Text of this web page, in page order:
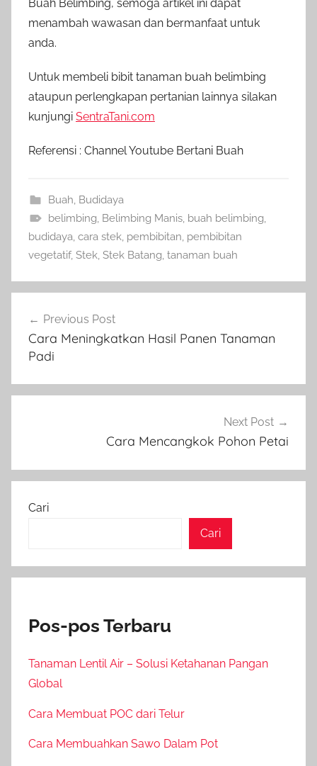
Buah Belimbing, semoga artikel ini dapat
menambah wawasan dan bermanfaat untuk
anda.
Untuk membeli bibit tanaman buah belimbing
ataupun perlengkapan pertanian lainnya silakan
kunjungi SentraTani.com
Referensi : Channel Youtube Bertani Buah
Buah Budidaya
belimbing Belimbing Manis, buah belimbing
budidaya cara stek pembibitan pembibitan
vegetatif, Stek Stek Batang tanaman buah
pos
Previous Post
Cara Meningkatkan Hasil Panen Tanaman
Padi
Next Post
Cara Mencangkok Pohon Petai
Cari
Cari
Pos-pos Terbaru
Tanaman Lentil Air – Solusi Ketahanan Pangan
Global
Cara Membuat POC dari Telur
Cara Membuahkan Sawo Dalam Pot